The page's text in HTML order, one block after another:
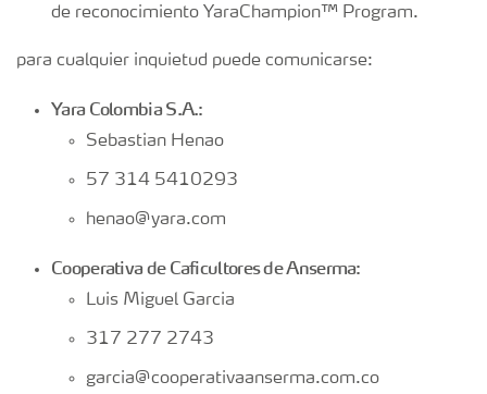
de reconocimiento YaraChampion™ Program.
para cualquier inquietud puede comunicarse:
Yara Colombia S.A.:
Sebastian Henao
57 314 5410293
henao@yara.com
Cooperativa de Caficultores de Anserma:
Luis Miguel Garcia
317 277 2743
garcia@cooperativaanserma.com.co